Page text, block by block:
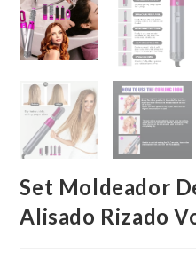
Set Moldeador
Alisado Rizado